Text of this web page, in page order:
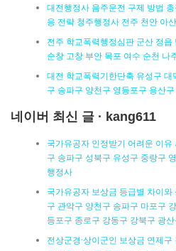
대전행정사 음주운전 구제 방법
응 전략 청주행정사 전주 천안 아산
전주 학교폭력행정심판 군산 정
순창 고창 부안 목포 여수 순천 나
대전 학교폭력기한단축 유성구
구 송파구 양천구 영등포구 용산
네이버 최신 글 · kang611
국가유공자 인정받기 어려운 이
구 송파구 성북구 유성구 중랑구
행정사
국가유공자 보상금 등급별 차이
구 관악구 양천구 송파구 마포구
등포구 종로구 강동구 강북구 광
전상군경·상이군인 보상금 연제